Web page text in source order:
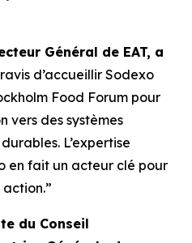
Général de EAT, a
d’accueillir Sodexo
Food Forum pour
vers des systèmes
L’expertise
en fait un acteur clé pour
du Conseil